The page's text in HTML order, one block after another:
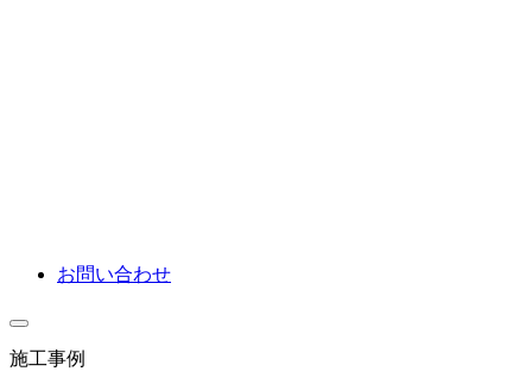
お問い合わせ
施工事例